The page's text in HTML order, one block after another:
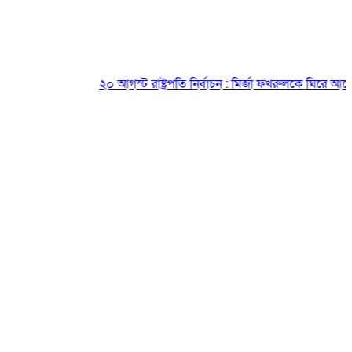
২০ আগস্ট রাষ্ট্রপতি নির্বাচন : মির্জা ফখরুলকে ঘিরে আলোচনা,